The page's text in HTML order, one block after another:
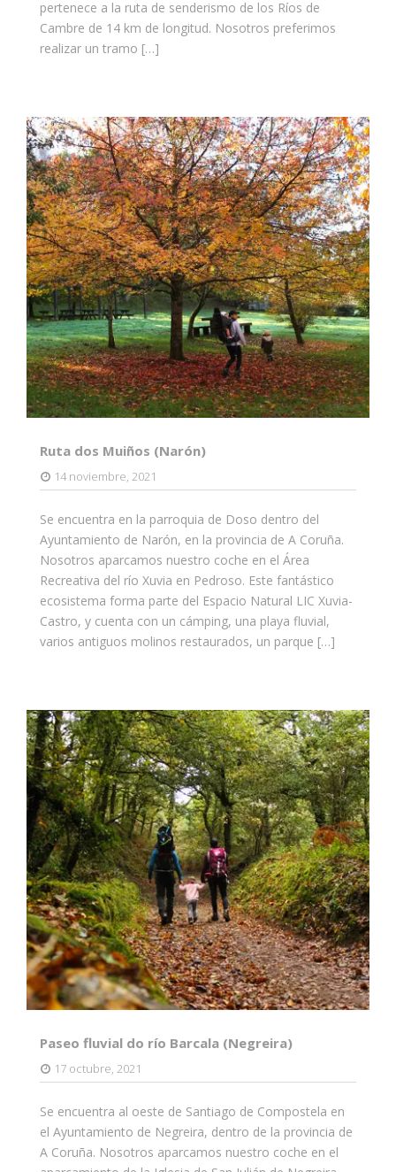
pertenece a la ruta de senderismo de los Ríos de
Cambre de 14 km de longitud. Nosotros preferimos
realizar un tramo […]
Ruta dos Muiños (Narón)
14 noviembre, 2021
Se encuentra en la parroquia de Doso dentro del
Ayuntamiento de Narón, en la provincia de A Coruña.
Nosotros aparcamos nuestro coche en el Área
Recreativa del río Xuvia en Pedroso. Este fantástico
ecosistema forma parte del Espacio Natural LIC Xuvia-
Castro, y cuenta con un cámping, una playa fluvial,
varios antiguos molinos restaurados, un parque […]
Paseo fluvial do río Barcala (Negreira)
17 octubre, 2021
Se encuentra al oeste de Santiago de Compostela en
el Ayuntamiento de Negreira, dentro de la provincia de
A Coruña. Nosotros aparcamos nuestro coche en el